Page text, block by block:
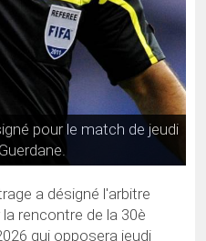
pour le match de jeudi
a désigné l'arbitre
rencontre de la 30è
qui opposera jeudi